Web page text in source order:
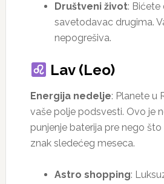
Društveni život: Bićete
savetodavac drugima.
nepogrešiva.
Lav (Leo)
Energija nedelje: Planete u
vaše polje podsvesti. Ovo je
punjenje baterija pre nego
znak sledećeg meseca.
Astro shopping: